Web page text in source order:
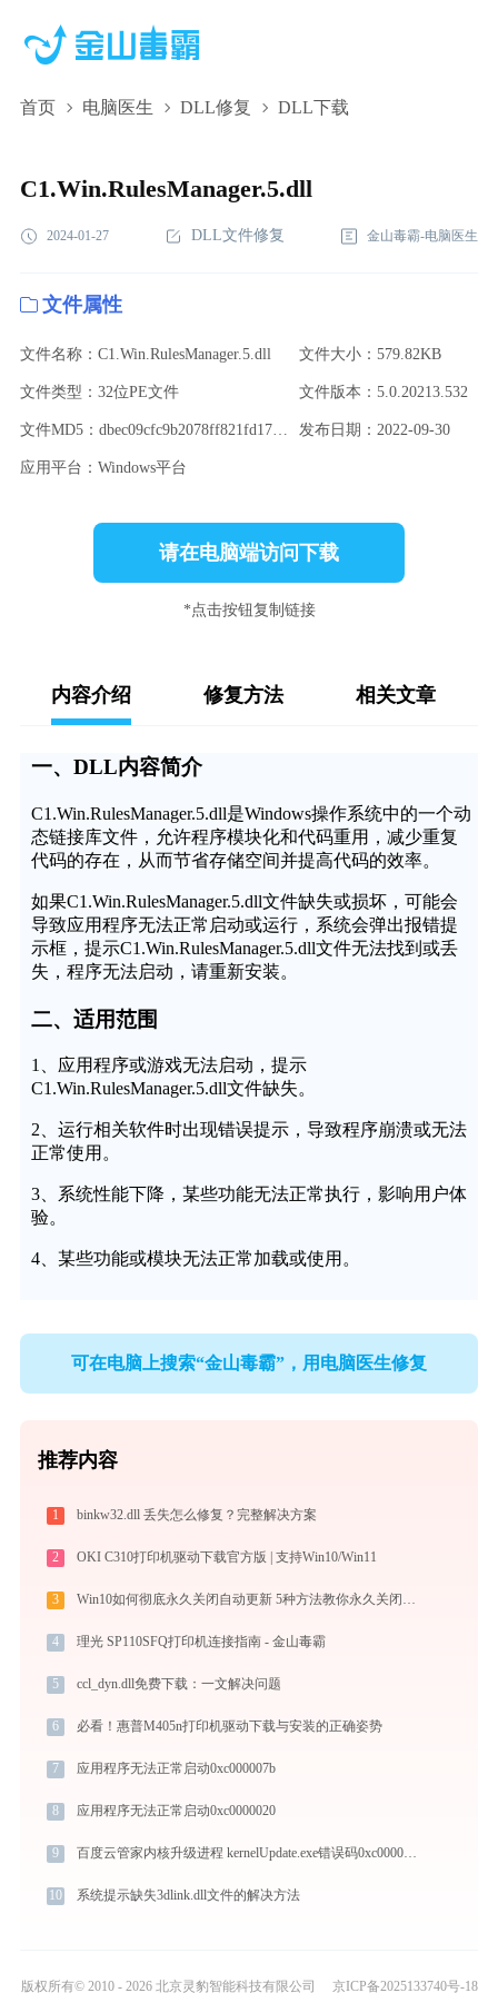
首页 电脑医生 DLL修复 DLL下载
C1.Win.RulesManager.5.dll,C1.Win.RulesManager.5.dll下
C1.Win.RulesManager.5.dll
2024-01-27 DLL文件修复 金山毒霸-电脑医生
文件属性
文件名称：C1.Win.RulesManager.5.dll 文件大小：579.82KB
文件类型：32位PE文件 文件版本：5.0.20213.532
文件MD5：dbec09cfc9b2078ff821fd174618d694 发布日期：2022-09-30
应用平台：Windows平台
请在电脑端访问下载
*点击按钮复制链接
内容介绍 修复方法 相关文章
一、DLL内容简介
C1.Win.RulesManager.5.dll是Windows操作系统中的一个动
态链接库文件，允许程序模块化和代码重用，减少重复
代码的存在，从而节省存储空间并提高代码的效率。
如果C1.Win.RulesManager.5.dll文件缺失或损坏，可能会
导致应用程序无法正常启动或运行，系统会弹出报错提
示框，提示C1.Win.RulesManager.5.dll文件无法找到或丢
失，程序无法启动，请重新安装。
二、适用范围
1、应用程序或游戏无法启动，提示
C1.Win.RulesManager.5.dll文件缺失。
2、运行相关软件时出现错误提示，导致程序崩溃或无法
正常使用。
3、系统性能下降，某些功能无法正常执行，影响用户体
验。
4、某些功能或模块无法正常加载或使用。
可在电脑上搜索“金山毒霸”，用电脑医生修复
推荐内容
1 binkw32.dll 丢失怎么修复？完整解决方案
2 OKI C310打印机驱动下载官方版 | 支持Win10/Win11
3 Win10如何彻底永久关闭自动更新 5种方法教你永久关闭win10自动更新
4 理光 SP110SFQ打印机连接指南 - 金山毒霸
5 ccl_dyn.dll免费下载：一文解决问题
6 必看！惠普M405n打印机驱动下载与安装的正确姿势
7 应用程序无法正常启动0xc000007b
8 应用程序无法正常启动0xc0000020
9 百度云管家内核升级进程 kernelUpdate.exe错误码0xc0000005处理办法
10 系统提示缺失3dlink.dll文件的解决方法
版权所有© 2010 - 2026 北京灵豹智能科技有限公司 京ICP备2025133740号-18